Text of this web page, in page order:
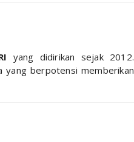
yang didirikan sejak 2012.
yang berpotensi memberikan